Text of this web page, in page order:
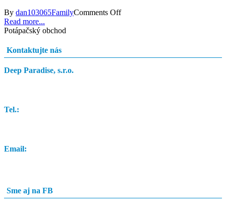
By dan103065FamilyComments Off
Read more...
Potápačský obchod
Kontaktujte nás
Deep Paradise, s.r.o.
Tel.:
Email:
Sme aj na FB